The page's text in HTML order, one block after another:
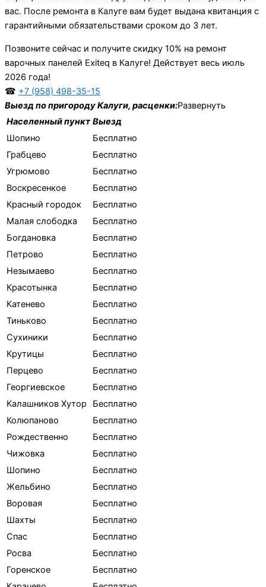
вас. После ремонта в Калуге вам будет выдана квитанция с
гарантийными обязательствами сроком до 3 лет.
Позвоните сейчас и получите скидку 10% на ремонт
варочных панелей Exiteq в Калуге! Действует весь июль
2026 года!
☎ +7 (958) 498-35-15
Выезд по пригороду Калуги, расценки:Развернуть
Населенный пункт Выезд
Шопино
Бесплатно
Грабцево
Бесплатно
Угрюмово
Бесплатно
Воскресенкое
Бесплатно
Красный городок
Бесплатно
Малая слободка
Бесплатно
Богдановка
Бесплатно
Петрово
Бесплатно
Незымаево
Бесплатно
Красотынка
Бесплатно
Катенево
Бесплатно
Тиньково
Бесплатно
Сухиники
Бесплатно
Крутицы
Бесплатно
Перцево
Бесплатно
Георгиевское
Бесплатно
Калашников Хутор
Бесплатно
Колюпаново
Бесплатно
Рождественно
Бесплатно
Чижовка
Бесплатно
Шопино
Бесплатно
Жельбино
Бесплатно
Воровая
Бесплатно
Шахты
Бесплатно
Спас
Бесплатно
Росва
Бесплатно
Горенское
Бесплатно